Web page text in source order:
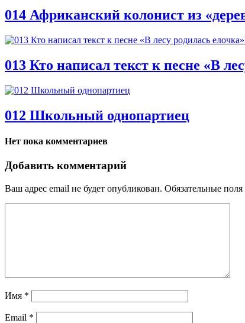
014 Африканский колонист из
013 Кто написал текст к песне «В
012 Школьный однопартиец
Нет пока комментариев
Добавить комментарий
Ваш адрес email не будет опубликован. Обязательные
Имя *
Email *